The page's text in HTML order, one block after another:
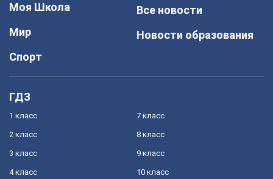
Моя Школа
Мир
Спорт
Все новости
Новости образования
ГДЗ
1 класс
2 класс
3 класс
4 класс
7 класс
8 класс
9 класс
10 класс